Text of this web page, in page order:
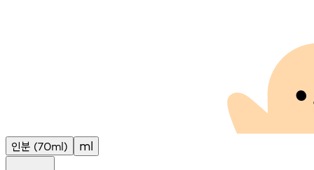
인분 (70ml) ml